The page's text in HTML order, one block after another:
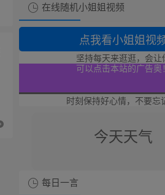
在线随机小姐姐视频
点我看小姐姐视
坚持每天来逛逛，会让
想支持廿八星空的朋友！
可以点击本站的广告奥
没事点击一下本站广告！
时刻保持好心情，不要忘
今天天气
每日一言